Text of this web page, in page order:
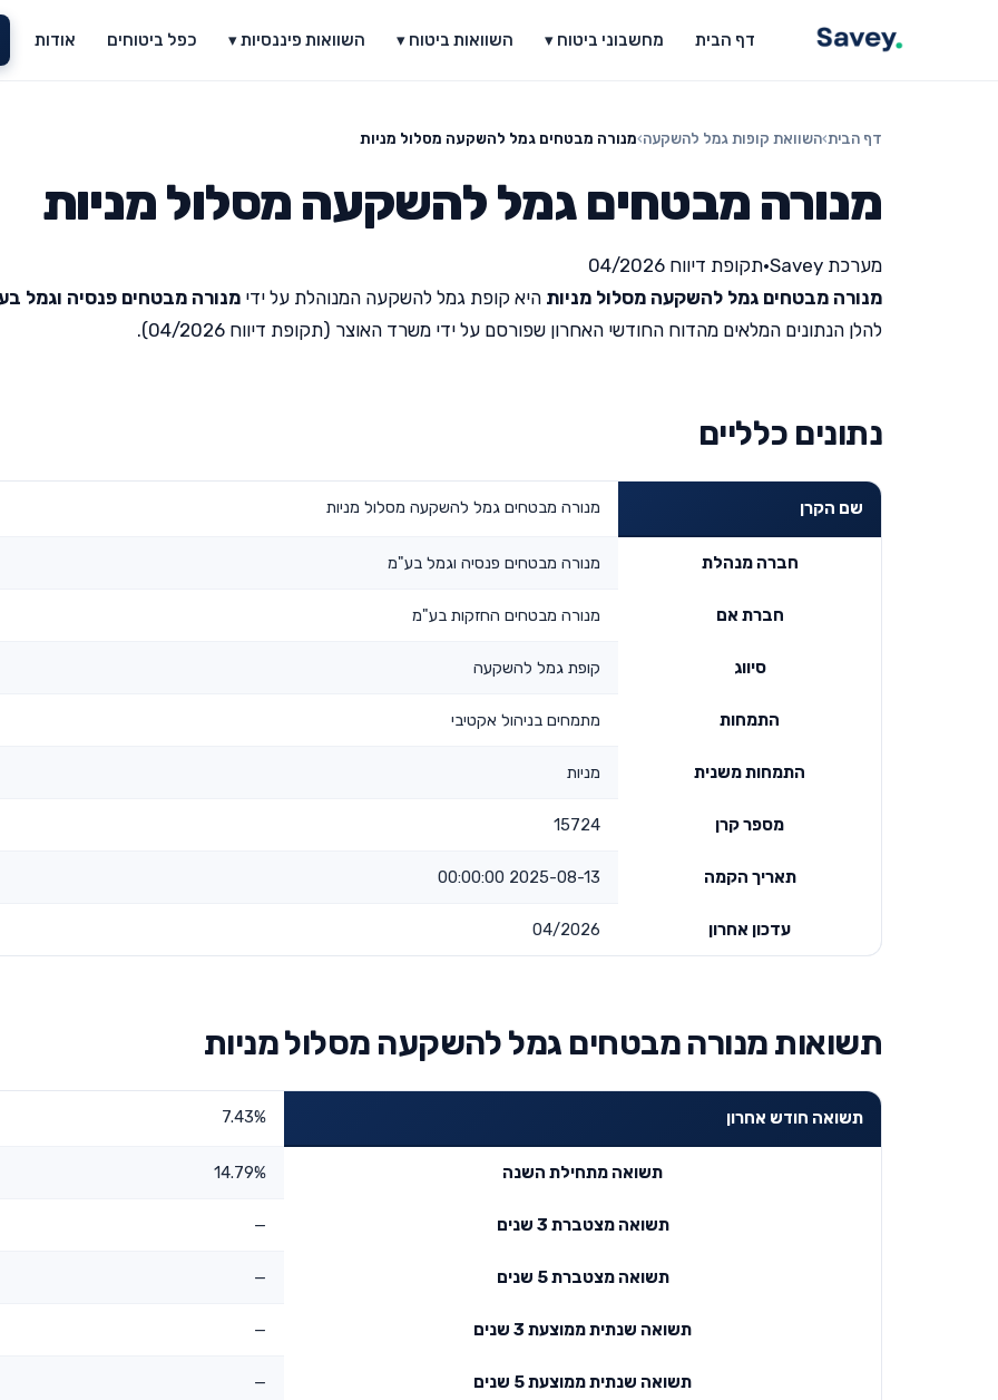
דף הבית מחשבוני ביטוח ▾ השוואות ביטוח ▾ השוואות פיננסיות ▾ כפל ביטוחים אודות
דף הבית›השוואת קופות גמל להשקעה›מנורה מבטחים גמל להשקעה מסלול מניות
מנורה מבטחים גמל להשקעה מסלול מניות
מערכת Savey •תקופת דיווח 04/2026
מנורה מבטחים גמל להשקעה מסלול מניות היא קופת גמל להשקעה המנוהלת על ידי מנורה מבטחים פנסיה וגמל
להלן הנתונים המלאים מהדוח החודשי האחרון שפורסם על ידי משרד האוצר (תקופת דיווח 04/2026).
נתונים כלליים
שם הקרן מנורה מבטחים גמל להשקעה מסלול מניות
חברה מנהלת מנורה מבטחים פנסיה וגמל בע"מ
חברת אם מנורה מבטחים החזקות בע"מ
סיווג קופת גמל להשקעה
התמחות מתמחים בניהול אקטיבי
התמחות משנית מניות
מספר קרן 15724
תאריך הקמה 2025-08-13 00:00:00
עדכון אחרון 04/2026
תשואות מנורה מבטחים גמל להשקעה מסלול מניות
תשואה חודש אחרון 7.43%
תשואה מתחילת השנה 14.79%
תשואה מצטברת 3 שנים —
תשואה מצטברת 5 שנים —
תשואה שנתית ממוצעת 3 שנים —
תשואה שנתית ממוצעת 5 שנים —